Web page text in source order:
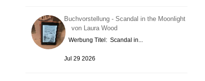
Buchvorstellung - Scandal in the Moonlight
von Laura Wood
Werbung Titel: Scandal in...
Jul 29 2026